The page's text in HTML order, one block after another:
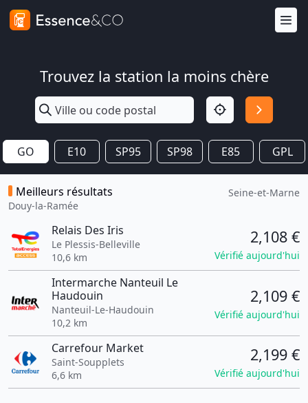
Trouvez la station la moins chère
GO E10 SP95 SP98 E85 GPL
Meilleurs résultats
Douy-la-Ramée
Seine-et-Marne
Relais Des Iris
Le Plessis-Belleville
10,6 km
2,108 €
Vérifié aujourd'hui
Intermarche Nanteuil Le
Haudouin
Nanteuil-Le-Haudouin
10,2 km
2,109 €
Vérifié aujourd'hui
Carrefour Market
Saint-Soupplets
6,6 km
2,199 €
Vérifié aujourd'hui